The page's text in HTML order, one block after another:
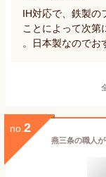
IH対応で、鉄製の
ことによって次第
。日本製なのでお
no. 2